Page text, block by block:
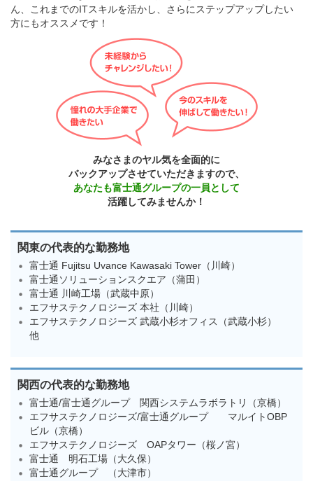
ん、これまでのITスキルを活かし、さらにステップアップしたい
方にもオススメです！
みなさまのヤル気を全面的に
バックアップさせていただきますので、
あなたも富士通グループの一員として
活躍してみませんか！
関東の代表的な勤務地
富士通 Fujitsu Uvance Kawasaki Tower（川崎）
富士通ソリューションスクエア（蒲田）
富士通 川崎工場（武蔵中原）
エフサステクノロジーズ 本社（川崎）
エフサステクノロジーズ 武蔵小杉オフィス（武蔵小杉）
他
関西の代表的な勤務地
富士通/富士通グループ 関西システムラボラトリ（京橋）
エフサステクノロジーズ/富士通グループ マルイトOBP
ビル（京橋）
エフサステクノロジーズ OAPタワー（桜ノ宮）
富士通 明石工場（大久保）
富士通グループ （大津市）